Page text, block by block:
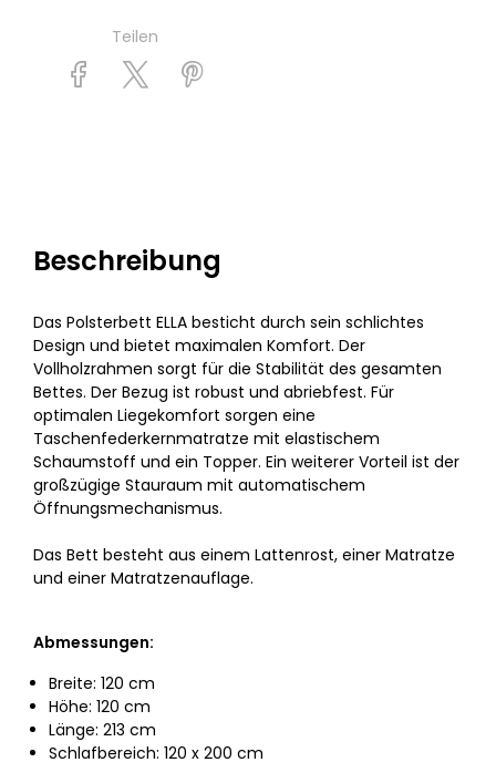
Teilen
Beschreibung
Das Polsterbett ELLA besticht durch sein schlichtes
Design und bietet maximalen Komfort. Der
Vollholzrahmen sorgt für die Stabilität des gesamten
Bettes. Der Bezug ist robust und abriebfest. Für
optimalen Liegekomfort sorgen eine
Taschenfederkernmatratze mit elastischem
Schaumstoff und ein Topper. Ein weiterer Vorteil ist der
großzügige Stauraum mit automatischem
Öffnungsmechanismus.
Das Bett besteht aus einem Lattenrost, einer Matratze
und einer Matratzenauflage.
Abmessungen:
Breite: 120 cm
Höhe: 120 cm
Länge: 213 cm
Schlafbereich: 120 x 200 cm